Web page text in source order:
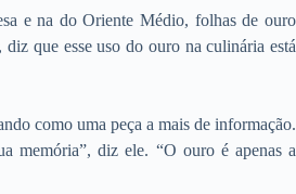
e na do Oriente Médio, folhas de ouro
que esse uso do ouro na culinária está
como uma peça a mais de informação.
memória”, diz ele. “O ouro é apenas a